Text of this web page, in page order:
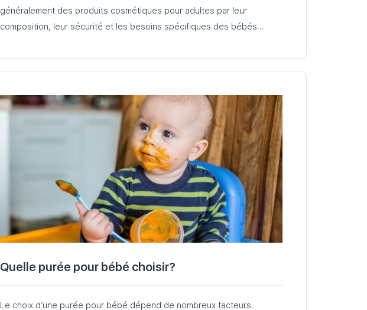
généralement des produits cosmétiques pour adultes par leur
composition, leur sécurité et les besoins spécifiques des bébés…
Quelle purée pour bébé choisir?
Le choix d’une purée pour bébé dépend de nombreux facteurs.